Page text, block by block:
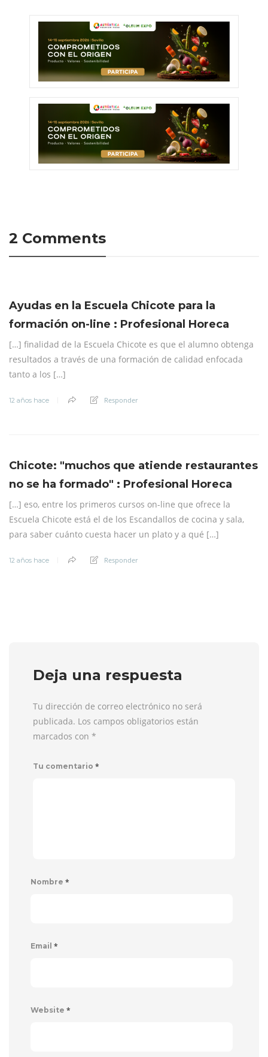
2 Comments
Ayudas en la Escuela Chicote para la
formación on-line : Profesional Horeca
[…] finalidad de la Escuela Chicote es que el alumno obtenga
resultados a través de una formación de calidad enfocada
tanto a los […]
12 años hace Responder
Chicote: "muchos que atiende restaurantes
no se ha formado" : Profesional Horeca
[…] eso, entre los primeros cursos on-line que ofrece la
Escuela Chicote está el de los Escandallos de cocina y sala,
para saber cuánto cuesta hacer un plato y a qué […]
12 años hace Responder
Deja una respuesta
Tu dirección de correo electrónico no será
publicada. Los campos obligatorios están
marcados con *
Tu comentario *
Nombre *
Email *
Website *